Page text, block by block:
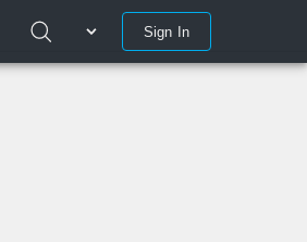
Sign In